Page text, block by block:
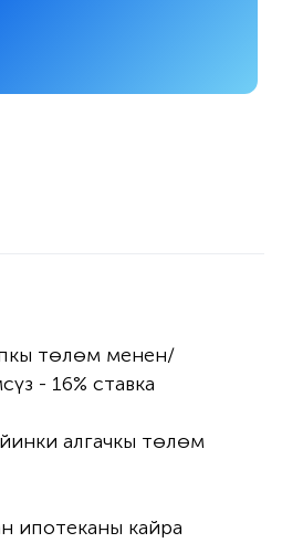
төлөм менен/
- 16% ставка
алгачкы төлөм
ипотеканы кайра